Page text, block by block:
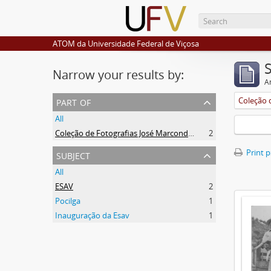
ATOM da Universidade Federal de Viçosa
Narrow your results by:
part of
All
Coleção de Fotografias José Marcondes Borges
2
subject
All
ESAV
2
Pocilga
1
Inauguração da Esav
1
Print